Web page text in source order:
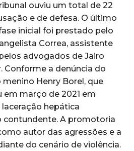
ouviu um total de 22
e de defesa. O último
inicial foi prestado pelo
Correa, assistente
advogados de Jairo
Conforme a denúncia do
Henry Borel, que
em março de 2021 em
hepática
contundente. A promotoria
autor das agressões e a
do cenário de violência.